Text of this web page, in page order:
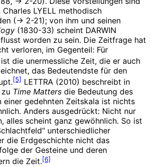
LYELL methodisch
(-> 2-21); von ihm und seinen
(1830-33) scheint DARWIN
worden zu sein. Die Zeitfrage hat
verloren, im Gegenteil: Für
die unermessliche Zeit, die er auch
das Bedeutendste für den
[5] LETTRA (2010) beschreibt in
Time Matters die Bedeutung des
einer gedehnten Zeitskala ist nichts
Anders ausgedrückt: Nicht nur
alles scheint ganz gewöhnlich. So ist
unterschiedlicher
die Erdgeschichte nicht das
der Gesteine und deren
die Zeit.[6]